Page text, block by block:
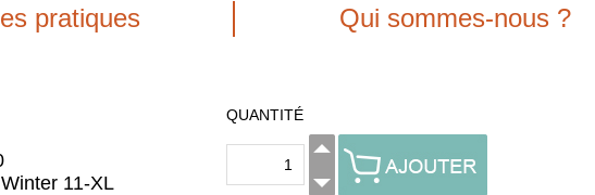
pratiques Qui sommes-nous ?
11-XL
QUANTITÉ